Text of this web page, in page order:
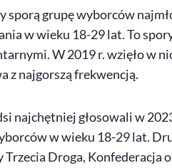
grupę wyborców
w wieku 18-29 lat. To
W 2019 r. wzięło w
z najgorszą frekwencją.
najchętniej głosowali w
w wieku 18-29 lat.
Droga, Konfederacja